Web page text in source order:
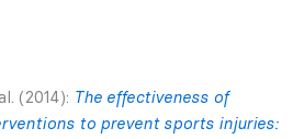
(2014): The effectiveness of
to prevent sports injuries: